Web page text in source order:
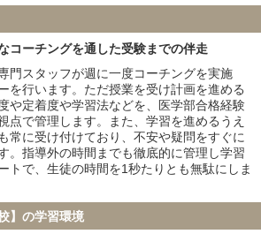
岩手医科大学
川崎医科大学
別教室のトライ・医学部受験予備校インテ
す
コーチングを通した受験までの伴走
門スタッフが週に一度コーチングを実施
を行います。ただ授業を受け計画を進める
や定着度や学習法などを、医学部合格経験
点で管理します。また、学習を進めるうえ
常に受け付けており、不安や疑問をすぐに
。指導外の時間までも徹底的に管理し学習
トで、生徒の時間を1秒たりとも無駄にしま
】の学習環境